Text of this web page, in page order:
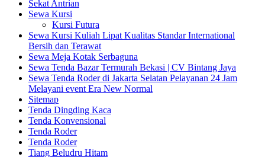
Sekat Antrian
Sewa Kursi
Kursi Futura
Sewa Kursi Kuliah Lipat Kualitas Standar International
Bersih dan Terawat
Sewa Meja Kotak Serbaguna
Sewa Tenda Bazar Termurah Bekasi | CV Bintang Jaya
Sewa Tenda Roder di Jakarta Selatan Pelayanan 24 Jam
Melayani event Era New Normal
Sitemap
Tenda Dingding Kaca
Tenda Konvensional
Tenda Roder
Tenda Roder
Tiang Beludru Hitam